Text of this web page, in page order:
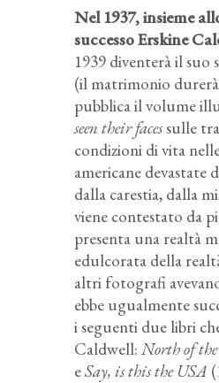
Nel 1937, insieme
successo Erskine
1939 diventerà il suo
(il matrimonio
pubblica il volume
seen their facessulle
condizioni di vita
americane devastate
dalla carestia, dalla
viene contestato da
presenta una realtà
edulcorata della
altri fotografi
ebbe ugualmente
i seguenti due libri
Caldwell: North of
eSay, is this the USA